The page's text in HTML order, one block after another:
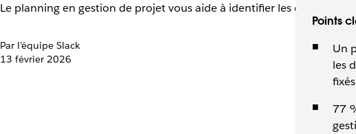
Le planning en gestion de projet vous aide à identifier les objectifs,
Par l’équipe Slack
13 février 2026
Points
Un
les
77